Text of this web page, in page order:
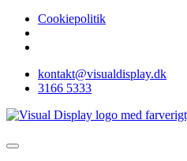
Cookiepolitik
kontakt@visualdisplay.dk
3166 5333